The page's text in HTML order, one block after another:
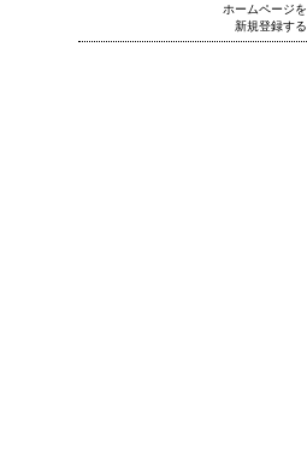
ホームページを
新規登録する